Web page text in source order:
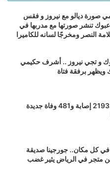
صورة ديالو مع نيروز و فقس
تنشر صورتها مع مدربها في
النصر ومخرجًا لسانه للكاميرا
و تجي نيروز .. أشرف حكيمي
ويظهر برفقة فتاة
إيطاليا تسجل 21932 إصابة و481 وفاة جديدة
كل مكان.. جورجينا صديقة
من متجر في الرياض يثير غضب